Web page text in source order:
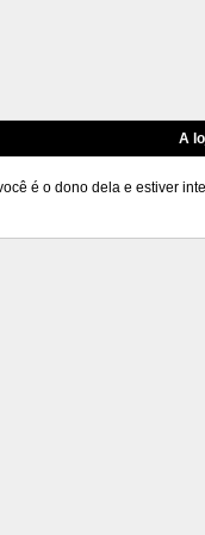
A
é o dono dela e estiver